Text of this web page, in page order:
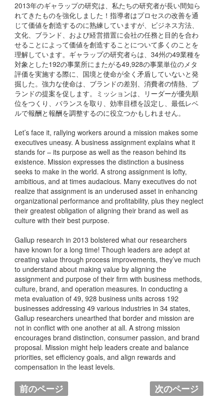
2013年のギャラップの研究は、私たちの研究者が長い間知ら
れてきたものを強化しました！指導者はプロセスの改善を通
じて価値を創造するのに熟練していますが、ビジネス方法、
文化、ブランド、および経営措置に会社の任務と目的を合わ
せることによって価値を創造することについて多くのことを
理解しています。ギャラップの研究者らは、34州の49業種を
対象とした192の事業所にまたがる49,928の事業単位のメタ
評価を実施する際に、国境と使命が全く矛盾していないと発
掘した。強力な使命は、ブランドの差別、消費者の情熱、ブ
ランドの提案を促します。ミッションは、リーダーが優先順
位をつくり、バランスを取り、効率目標を設定し、最低レベ
ルで報酬と報酬を調整するのに役立つかもしれません。
Let’s face it, rallying workers around a mission makes some
executives uneasy. A business assignment explains what it
stands for – its purpose as well as the reason behind its
existence. Mission expresses the distinction a business
seeks to make in the world. A strong assignment is lofty,
ambitious, and at times audacious. Many executives do not
realize that assignment is an underused asset in enhancing
organizational performance and profitability, plus they neglect
their greatest obligation of aligning their brand as well as
culture with their best purpose.
Gallup research in 2013 bolstered what our researchers
have known for a long time! Though leaders are adept at
creating value through process improvements, they’ve much
to understand about making value by aligning the
assignment and purpose of their firm with business methods,
culture, brand, and operation measures. In conducting a
meta evaluation of 49, 928 business units across 192
businesses addressing 49 various industries in 34 states,
Gallup researchers unearthed that border and mission are
not in conflict with one another at all. A strong mission
encourages brand distinction, consumer passion, and brand
proposal. Mission might help leaders create and balance
priorities, set efficiency goals, and align rewards and
compensation in the least levels.
前のページ 次のページ